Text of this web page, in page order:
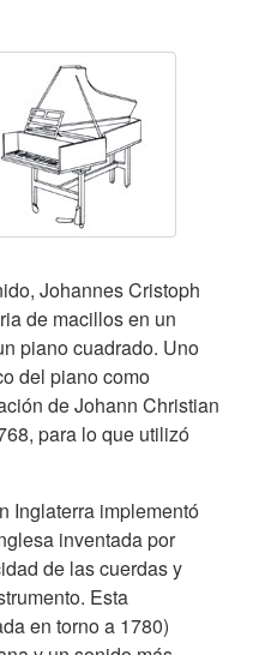
Johannes Cristoph
de macillos en un
piano cuadrado. Uno
del piano como
de Johann Christian
para lo que utilizó
Inglaterra implementó
inventada por
de las cuerdas y
Esta
en torno a 1780)